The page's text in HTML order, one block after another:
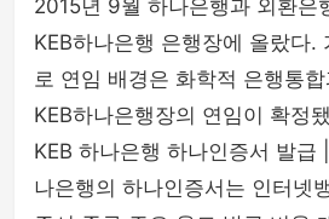
2015년 9월 하나은행과 외환은
KEB하나은행 은행장에 올랐다.
로 연임 배경은 화학적 은행통
KEB하나은행장의 연임이 확정
KEB 하나은행 하나인증서 발
나은행의 하나인증서는 인터넷